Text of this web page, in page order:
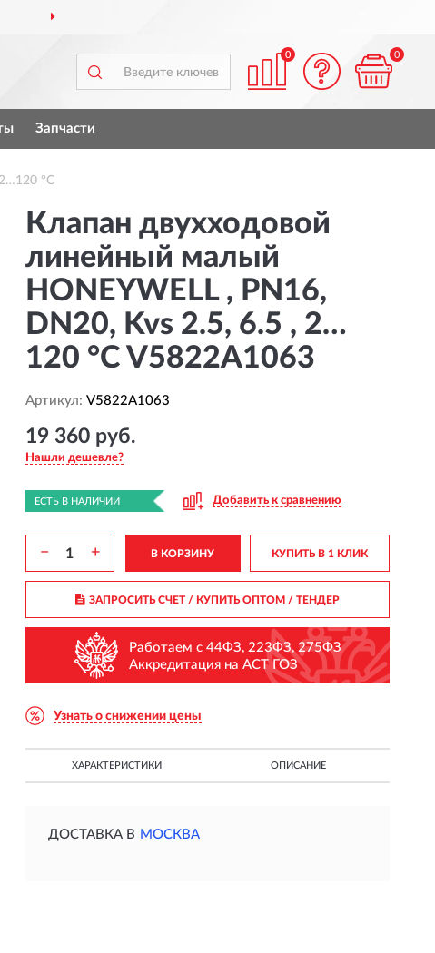
0 0
Запчасти
°C
Клапан двухходовой
линейный малый
HONEYWELL , PN16,
DN20, Kvs 2.5, 6.5 , 2…
120 °C V5822A1063
Артикул: V5822A1063
19 360 руб.
Нашли дешевле?
ЕСТЬ В НАЛИЧИИ Добавить к сравнению
− + В КОРЗИНУ КУПИТЬ В 1 КЛИК
ЗАПРОСИТЬ СЧЕТ / КУПИТЬ ОПТОМ/ ТЕНДЕР
Работаем с 44ФЗ, 223ФЗ, 275ФЗ
Аккредитация на АСТ ГОЗ
Узнать о снижении цены
ХАРАКТЕРИСТИКИ ОПИСАНИЕ
ДОСТАВКА В МОСКВА